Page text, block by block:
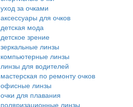
уход за очками
аксессуары для очков
детская мода
детское зрение
зеркальные линзы
компьютерные линзы
линзы для водителей
мастерская по ремонту очков
офисные линзы
очки для плавания
поляризационные линзы